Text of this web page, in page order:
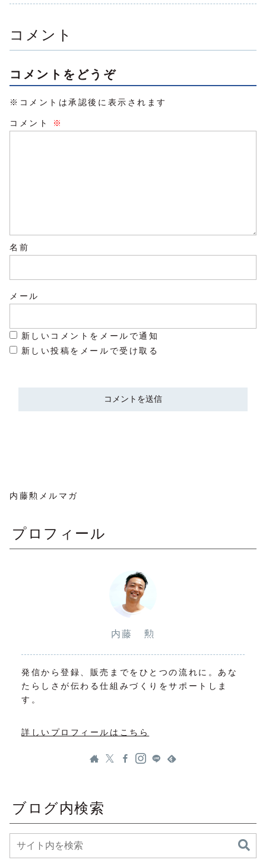
る松本千佳さんが
もらいます。わ...
た。念願だった...
に対応する
コメント
コメントをどうぞ
※コメントは承認後に表示されます
コメント ※
名前
メール
新しいコメントをメールで通知
新しい投稿をメールで受け取る
内藤勲メルマガ
プロフィール
内藤 勲
発信から登録、販売までをひとつの流れに。あな
たらしさが伝わる仕組みづくりをサポートしま
す。
詳しいプロフィールはこちら
ブログ内検索